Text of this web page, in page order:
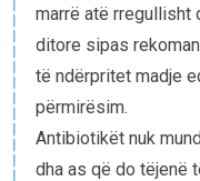
marrë atë rregullisht
ditore sipas
të ndërpritet madje
përmirësim.
Antibiotikët nuk
dha as që do tëjenë